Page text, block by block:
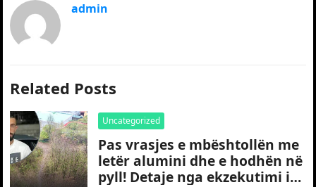
admin
Related Posts
Uncategorized
Pas vrasjes e mbështollën me
letër alumini dhe e hodhën në
pyll! Detaje nga ekzekutimi i